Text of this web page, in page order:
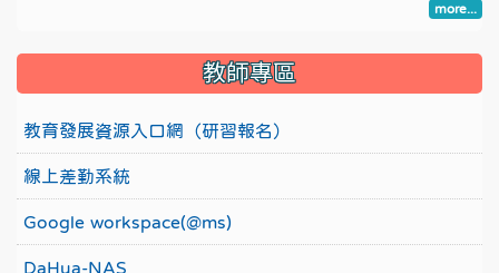
more...
教師專區
教育發展資源入口網（研習報名）
線上差勤系統
Google workspace(@ms)
DaHua-NAS